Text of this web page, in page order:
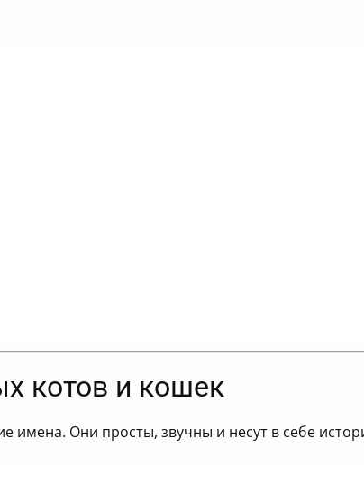
котов и кошек
имена. Они просты, звучны и несут в себе